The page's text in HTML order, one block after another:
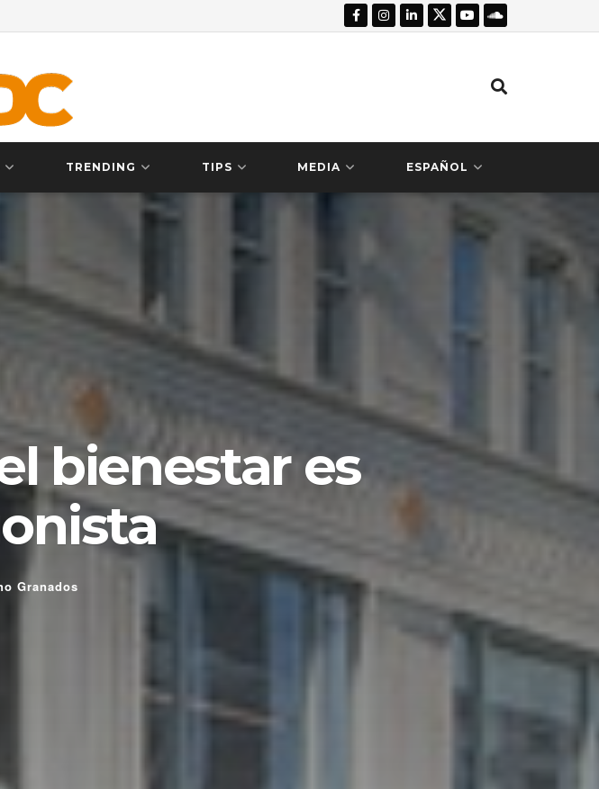
TRENDING TIPS MEDIA ESPAÑOL
bienestar es
Granados